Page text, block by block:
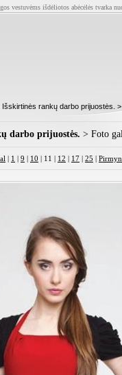
vestuvėms išdėliotos abėcėlės tvarka
rankų darbo prijuostės.
darbo prijuostės. > Foto
| 1 | 9 | 10 | 11 | 12 | 17 | 25 |